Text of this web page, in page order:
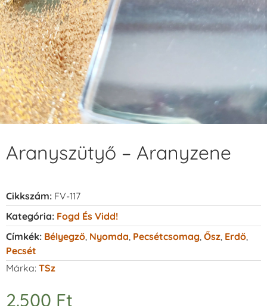
Aranyszütyő – Aranyzene
Cikkszám: FV-117
Kategória: Fogd És Vidd!
Címkék: Bélyegző Nyomda Pecsétcsomag Ősz Erdő
Pecsét
Márka: TSz
2.500 Ft